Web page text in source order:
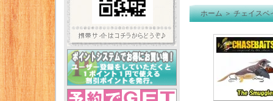
ホーム＞チェイスベ